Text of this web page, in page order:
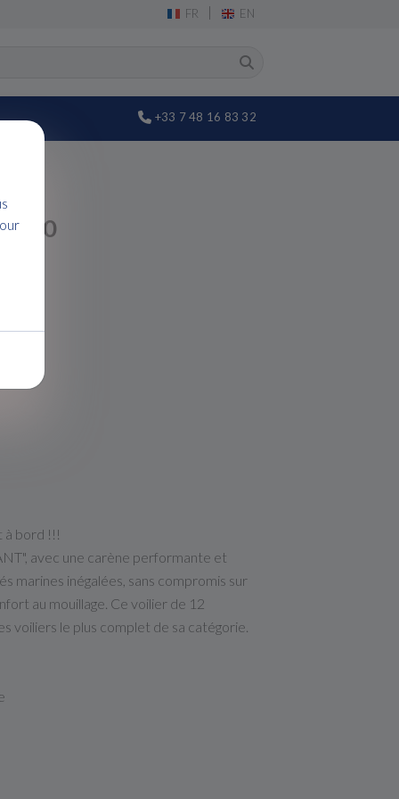
FR | EN
+33 7 48 16 83 32
390
à bord !!!
avec une carène performante et
marines inégalées, sans compromis sur
au mouillage. Ce voilier de 12
voiliers le plus complet de sa catégorie.